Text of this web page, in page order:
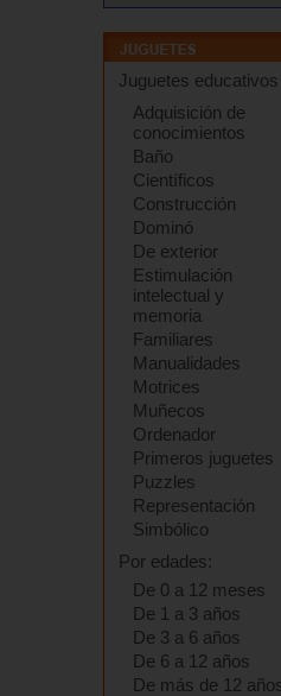
Juguetes educativos
Adquisición de
conocimientos
Baño
Científicos
Construcción
Dominó
De exterior
Estimulación
intelectual y
memoria
Familiares
Manualidades
Motrices
Muñecos
Ordenador
Primeros juguetes
Puzzles
Representación
Simbólico
Por edades:
De 0 a 12 meses
De 1 a 3 años
De 3 a 6 años
De 6 a 12 años
De más de 12